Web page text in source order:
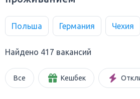
Польша Германия Чехия
Найдено 417 вакансий
Все Кешбек